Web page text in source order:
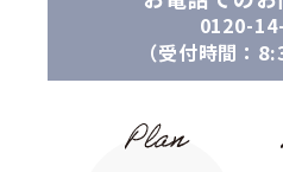
0120-
（受付時間：